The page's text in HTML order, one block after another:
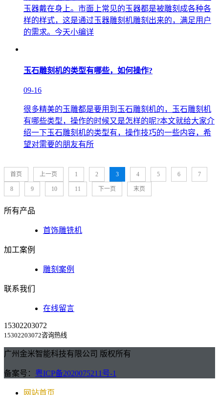
玉器戴在身上。市面上常见的玉器都是被雕刻成各种各
样的样式，这是通过玉器雕刻机雕刻出来的，满足用户
的需求。今天小编详
玉石雕刻机的类型有哪些，如何操作?
09-16
很多精美的玉雕都是要用到玉石雕刻机的，玉石雕刻机
有哪些类型，操作的时候又是怎样的呢?本文就给大家介
绍一下玉石雕刻机的类型有，操作技巧的一些内容，希
望对需要的朋友有所
首页 上一页 1 2 3 4 5 6 7
8 9 10 11 下一页 末页
所有产品
首饰雕铣机
加工案例
雕刻案例
联系我们
在线留言
15302203072
15302203072咨询热线
广州金米智能科技有限公司 版权所有
备案号： 粤ICP备2020075211号-1
网站首页